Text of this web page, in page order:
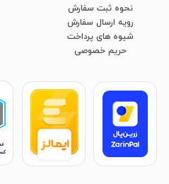
نحوه ثبت سفارش
رویه ارسال سفارش
شیوه های پرداخت
​​​​​​​حریم خصوصی